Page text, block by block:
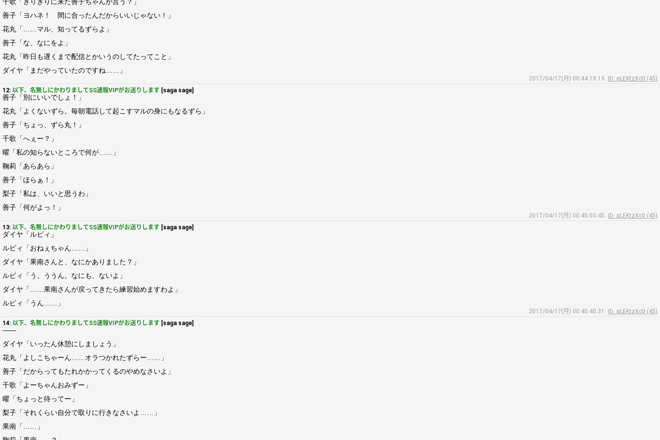
善子「ヨハネ！ 間に合ったんだからいいじゃない！」
花丸「……マル、知ってるずらよ」
善子「な、なにをよ」
花丸「昨日も遅くまで配信とかいうのしてたってこと」
ダイヤ「まだやっていたのですね……」
2017/04/17(月) 00:44:19.19
ID: qLEKtzXc0 (45)
12: 以下、名無しにかわりましてSS速報VIPがお送りします [saga sage]
善子「別にいいでしょ！」
花丸「よくないずら。毎朝電話して起こすマルの身にもなるずら」
善子「ちょっ、ずら丸！」
千歌「へぇー？」
曜「私の知らないところで何が……」
鞠莉「あらあら」
善子「ほらぁ！」
梨子「私は、いいと思うわ」
善子「何がよっ！」
2017/04/17(月) 00:45:03.45
ID: qLEKtzXc0 (45)
13: 以下、名無しにかわりましてSS速報VIPがお送りします [saga sage]
ダイヤ「ルビィ」
ルビィ「おねぇちゃん……」
ダイヤ「果南さんと、なにかありました？」
ルビィ「う、ううん。なにも、ないよ」
ダイヤ「……果南さんが戻ってきたら練習始めますわよ」
ルビィ「うん……」
2017/04/17(月) 00:45:40.31
ID: qLEKtzXc0 (45)
14: 以下、名無しにかわりましてSS速報VIPがお送りします [saga sage]
――
ダイヤ「いったん休憩にしましょう」
花丸「よしこちゃーん……オラつかれたずらー……」
善子「だからってもたれかかってくるのやめなさいよ」
千歌「よーちゃんおみずー」
曜「ちょっと待ってー」
梨子「それくらい自分で取りに行きなさいよ……」
果南「……」